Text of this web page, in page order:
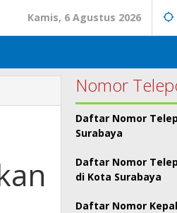
Kamis, 6 Agustus 2026
Nomor
Daftar Nomor
Surabaya
Daftar Nomor
di Kota Surabaya
Daftar Nomor